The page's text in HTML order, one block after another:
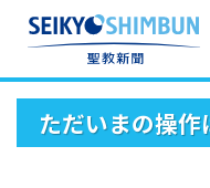
ただいまの操